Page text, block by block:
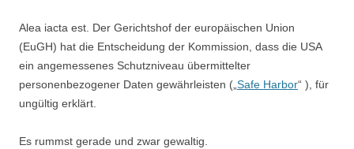
Alea iacta est. Der Gerichtshof der europäischen Union
(EuGH) hat die Entscheidung der Kommission, dass die USA
ein angemessenes Schutzniveau übermittelter
personenbezogener Daten gewährleisten („Safe Harbor“ ), für
ungültig erklärt.
Es rummst gerade und zwar gewaltig.